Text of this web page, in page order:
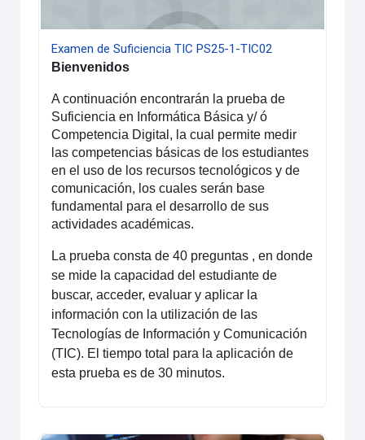
Examen de Suficiencia TIC PS25-1-TIC02
Bienvenidos
A continuación encontrarán la prueba de
Suficiencia en Informática Básica y/ ó
Competencia Digital, la cual permite medir
las competencias básicas de los estudiantes
en el uso de los recursos tecnológicos y de
comunicación, los cuales serán base
fundamental para el desarrollo de sus
actividades académicas.
La prueba consta de 40 preguntas , en donde
se mide la capacidad del estudiante de
buscar, acceder, evaluar y aplicar la
información con la utilización de las
Tecnologías de Información y Comunicación
(TIC). El tiempo total para la aplicación de
esta prueba es de 30 minutos.